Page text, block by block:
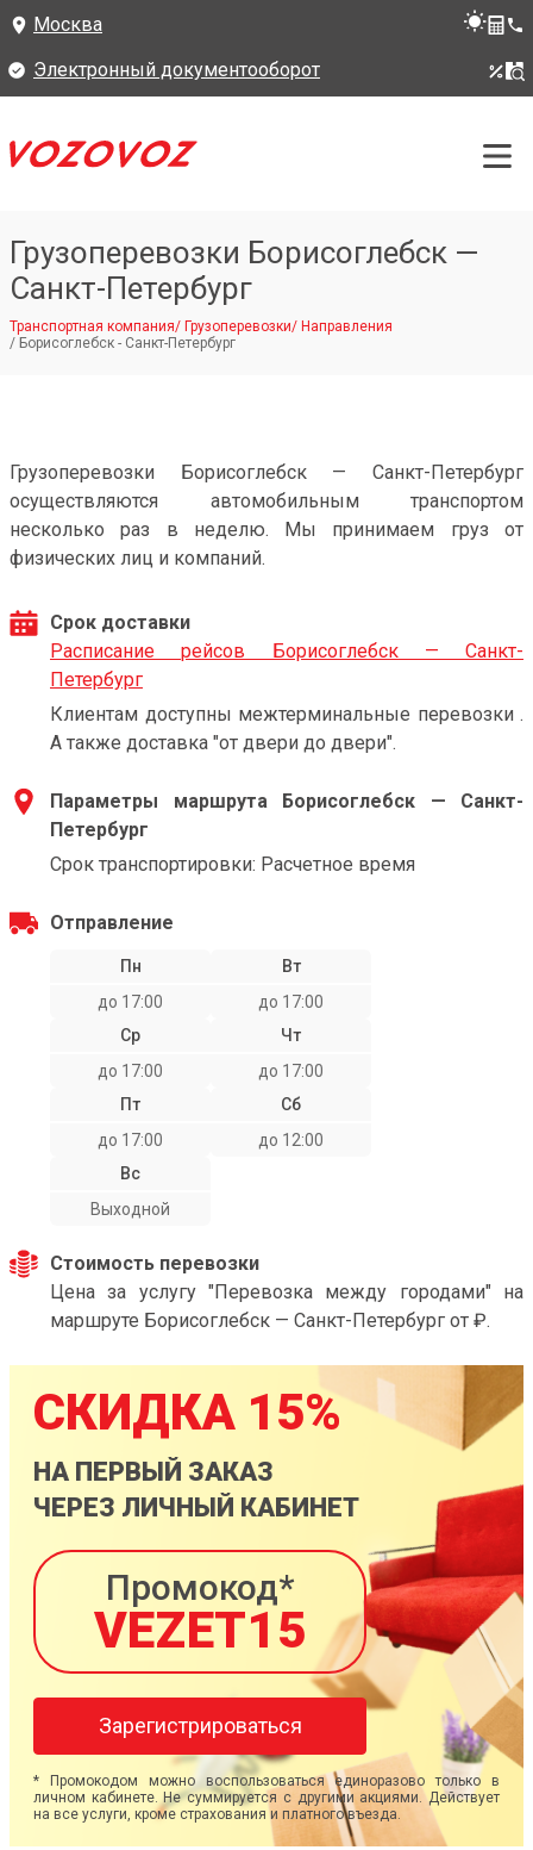
Москва
Электронный документооборот
Грузоперевозки Борисоглебск —
Санкт-Петербург
Транспортная компания/ Грузоперевозки/ Направления
/ Борисоглебск - Санкт-Петербург
Грузоперевозки Борисоглебск — Санкт-Петербург
осуществляются автомобильным транспортом
несколько раз в неделю. Мы принимаем груз от
физических лиц и компаний.
Срок доставки
Расписание рейсов Борисоглебск — Санкт-
Петербург
Клиентам доступны межтерминальные перевозки .
А также доставка "от двери до двери".
Параметры маршрута Борисоглебск — Санкт-
Петербург
Срок транспортировки: Расчетное время
Отправление
Пн
до 17:00
Вт
до 17:00
Ср
до 17:00
Чт
до 17:00
Пт
до 17:00
Сб
до 12:00
Вс
Выходной
Стоимость перевозки
Цена за услугу "Перевозка между городами" на
маршруте Борисоглебск — Санкт-Петербург от ₽.
СКИДКА 15%
НА ПЕРВЫЙ ЗАКАЗ
ЧЕРЕЗ ЛИЧНЫЙ КАБИНЕТ
Промокод*
VEZET15
Зарегистрироваться
* Промокодом можно воспользоваться единоразово только в
личном кабинете. Не суммируется с другими акциями. Действует
на все услуги, кроме страхования и платного въезда.